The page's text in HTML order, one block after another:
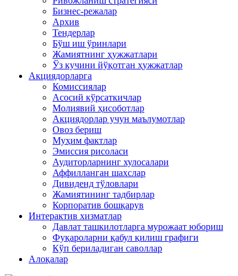
Бизнес-режалар
Архив
Тендерлар
Бўш иш ўринлари
Жамиятнинг ҳужжатлари
Ўз кучини йўқотган ҳужжатлар
Акциядорларга
Комиссиялар
Асосий кўрсаткичлар
Молиявий ҳисоботлар
Акциядорлар учун маълумотлар
Овоз бериш
Муҳим фактлар
Эмиссия рисоласи
Аудиторларнинг хулосалари
Аффилланган шахслар
Дивиденд тўловлари
Жамиятининг тадбирлар
Корпоратив бошқарув
Интерактив хизматлар
Давлат ташкилотларга мурожаат юбориш
Фуқароларни қабул қилиш графиги
Кўп бериладиган саволлар
Алоқалар